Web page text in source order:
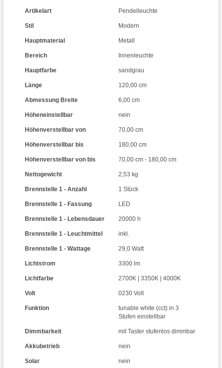
Artikelart Pendelleuchte
Stil Modern
Hauptmaterial Metall
Bereich Innenleuchte
Hauptfarbe sandgrau
Länge 120,00 cm
Abmessung Breite 6,00 cm
Höheneinstellbar nein
Höhenverstellbar von 70,00 cm
Höhenverstellbar bis 180,00 cm
Höhenverstellbar von bis 70,00 cm - 180,00 cm
Nettogewicht 2,53 kg
Brennstelle 1 - Anzahl 1 Stück
Brennstelle 1 - Fassung LED
Brennstelle 1 - Lebensdauer 20000 h
Brennstelle 1 - Leuchtmittel inkl.
Brennstelle 1 - Wattage 29,0 Watt
Lichtstrom 3300 lm
Lichtfarbe 2700K | 3350K | 4000K
Volt 0230 Volt
Funktion
tunable white (cct) in 3
Stufen einstellbar
Dimmbarkeit mit Taster stufenlos dimmbar
Akkubetrieb nein
Solar nein